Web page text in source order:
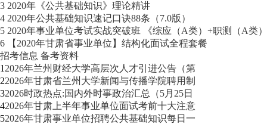
3 2020年《公共基础知识》理论精讲
4 2020年公共基础知识速记口诀88条（7.0版）
5 2020年事业单位考试实战突破班 《综应（A类）+职测（A类
6 【2020年甘肃省事业单位】结构化面试全程套餐
招考信息 备考资料
1 2026年兰州财经大学高层次人才引进公告（第
22026年甘肃省兰州大学新闻与传播学院聘用制
32026时政热点:国内外时事政治汇总（5月25日
42026年甘肃上半年事业单位面试考前十大注意
52026年甘肃事业单位招聘公共基础知识每日一